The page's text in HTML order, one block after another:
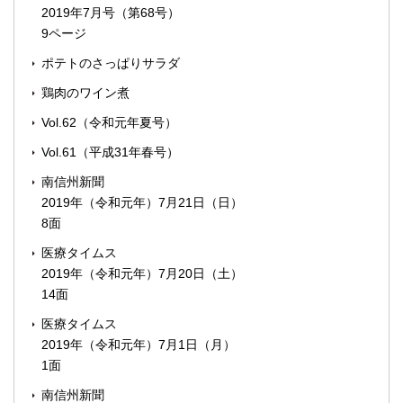
2019年7月号（第68号）
9ページ
ポテトのさっぱりサラダ
鶏肉のワイン煮
Vol.62（令和元年夏号）
Vol.61（平成31年春号）
南信州新聞
2019年（令和元年）7月21日（日）
8面
医療タイムス
2019年（令和元年）7月20日（土）
14面
医療タイムス
2019年（令和元年）7月1日（月）
1面
南信州新聞